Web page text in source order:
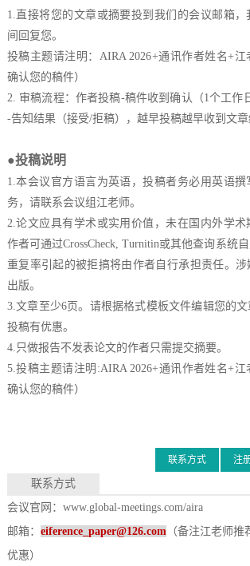
1.直接将您的文章或摘要投到我们的会议邮箱
间回复您。
投稿主题请注明： AIRA 2026+通讯作者姓名+江
确认您的稿件）
2. 审稿流程：作者投稿-稿件收到确认（1个工作
-告知结果（接受/拒稿），越早投稿越早收到文章
●投稿说明
1.本会议官方语言为英语，投稿者务必用英语
务，请联系会议组江老师。
2.论文应具有学术或实用价值，未在国内外学术
作者可通过CrossCheck, Turnitin或其他查询系统
重复率引起的被拒搞将由作者自行承担责任。
出版。
3.文章至少6页。请根据格式模板文件编辑您的
投稿有优惠。
4.只做报告不发表论文的作者只需提交摘要。
5.投稿主题请注明:AIRA 2026+通讯作者姓名+江
确认您的稿件）
注
联系方式
联系方式
会议官网： www.global-meetings.com/aira
邮箱： eiference_paper@126.com （备注江老师
优惠）